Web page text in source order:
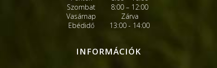
Szombat
8:00 – 12:00
Vasárnap
Zárva
Ebédidő
13:00 - 14:00
INFORMÁCIÓK